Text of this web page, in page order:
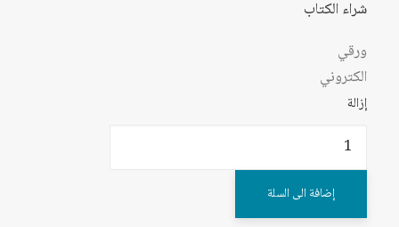
شراء الكتاب
ورقي
الكتروني
إزالة
الكشف
مناهجإضافة الى السلة